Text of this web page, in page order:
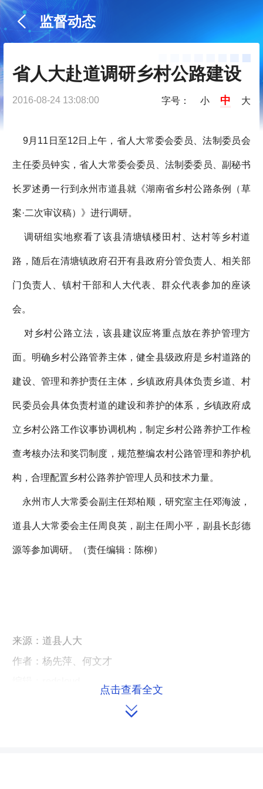
监督动态
省人大赴道调研乡村公路建设
2016-08-24 13:08:00 字号： 小 中 大
9月11日至12日上午，省人大常委会委员、法制委员会
主任委员钟实，省人大常委会委员、法制委委员、副秘书
长罗述勇一行到永州市道县就《湖南省乡村公路条例（草
案·二次审议稿）》进行调研。
调研组实地察看了该县清塘镇楼田村、达村等乡村道
路，随后在清塘镇政府召开有县政府分管负责人、相关部
门负责人、镇村干部和人大代表、群众代表参加的座谈
会。
对乡村公路立法，该县建议应将重点放在养护管理方
面。明确乡村公路管养主体，健全县级政府是乡村道路的
建设、管理和养护责任主体，乡镇政府具体负责乡道、村
民委员会具体负责村道的建设和养护的体系，乡镇政府成
立乡村公路工作议事协调机构，制定乡村公路养护工作检
查考核办法和奖罚制度，规范整编农村公路管理和养护机
构，合理配置乡村公路养护管理人员和技术力量。
永州市人大常委会副主任郑柏顺，研究室主任邓海波，
道县人大常委会主任周良英，副主任周小平，副县长彭德
源等参加调研。（责任编辑：陈柳）
来源：道县人大
作者：杨先萍、何文才
点击查看全文
